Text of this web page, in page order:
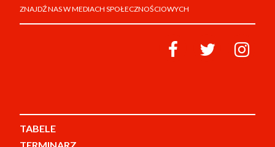
ZNAJDŹ NAS W MEDIACH SPOŁECZNOŚCIOWYCH
TABELE